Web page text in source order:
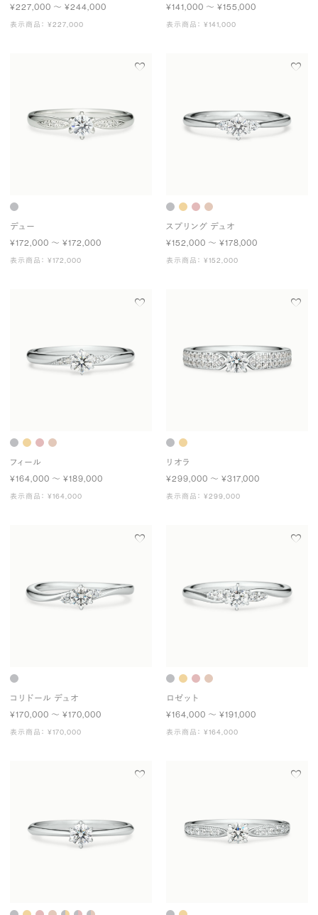
¥227,000 〜 ¥244,000
表示商品： ¥227,000
¥141,000 〜 ¥155,000
表示商品： ¥141,000
デュー
¥172,000 〜 ¥172,000
表示商品： ¥172,000
スプリング デュオ
¥152,000 〜 ¥178,000
表示商品： ¥152,000
フィール
¥164,000 〜 ¥189,000
表示商品： ¥164,000
リオラ
¥299,000 〜 ¥317,000
表示商品： ¥299,000
コリドール デュオ
¥170,000 〜 ¥170,000
表示商品： ¥170,000
ロゼット
¥164,000 〜 ¥191,000
表示商品： ¥164,000